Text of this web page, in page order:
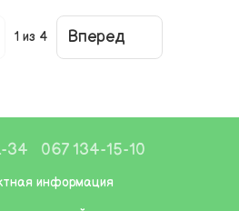
1 из 4 Вперед
34 067 134-15-10
информация